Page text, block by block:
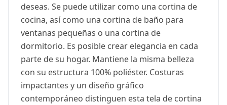
deseas. Se puede utilizar como una cortina de
cocina, así como una cortina de baño para
ventanas pequeñas o una cortina de
dormitorio. Es posible crear elegancia en cada
parte de su hogar. Mantiene la misma belleza
con su estructura 100% poliéster. Costuras
impactantes y un diseño gráfico
contemporáneo distinguen esta tela de cortina